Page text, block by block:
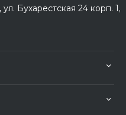
Бухарестская 24 корп. 1,